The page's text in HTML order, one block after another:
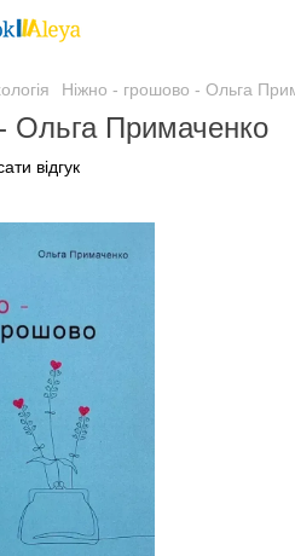
Ніжно - грошово - Ольга
Ольга Примаченко
відгук